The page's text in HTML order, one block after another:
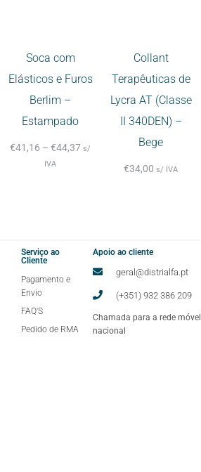
Soca com
Elásticos e Furos
Berlim –
Estampado
€41,16 – €44,37 s/
IVA
Collant
Terapêuticas de
Lycra AT (Classe
II 340DEN) –
Bege
€34,00 s/ IVA
Serviço ao
Cliente
Pagamento e
Envio
FAQ'S
Pedido de RMA
Apoio ao cliente
geral@distrialfa.pt
(+351) 932 386 209
Chamada para a rede móvel
nacional